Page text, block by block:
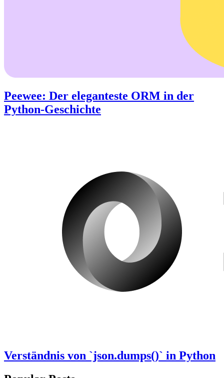
Peewee: Der eleganteste ORM in der
Python-Geschichte
Verständnis von `json.dumps()` in Python